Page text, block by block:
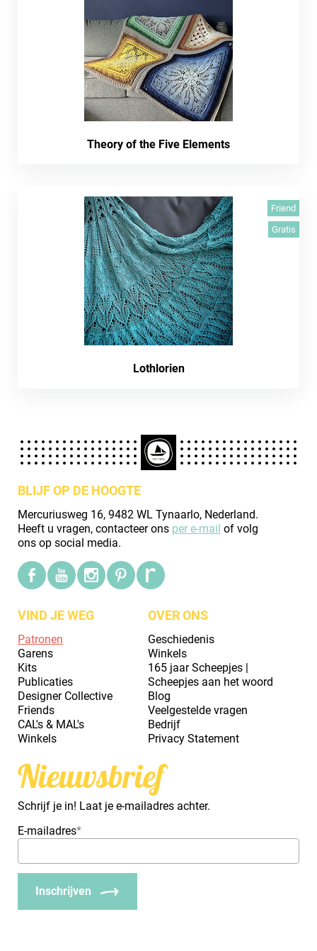
Theory of the Five Elements
Friend
Gratis
Lothlorien
BLIJF OP DE HOOGTE
Mercuriusweg 16, 9482 WL Tynaarlo, Nederland.
Heeft u vragen, contacteer ons per e-mail of volg
ons op social media.
VIND JE WEG
Patronen
Garens
Kits
Publicaties
Designer Collective
Friends
CAL's & MAL's
Winkels
OVER ONS
Geschiedenis
Winkels
165 jaar Scheepjes |
Scheepjes aan het woord
Blog
Veelgestelde vragen
Bedrijf
Privacy Statement
Nieuwsbrief
Schrijf je in! Laat je e-mailadres achter.
E-mailadres*
Inschrijven